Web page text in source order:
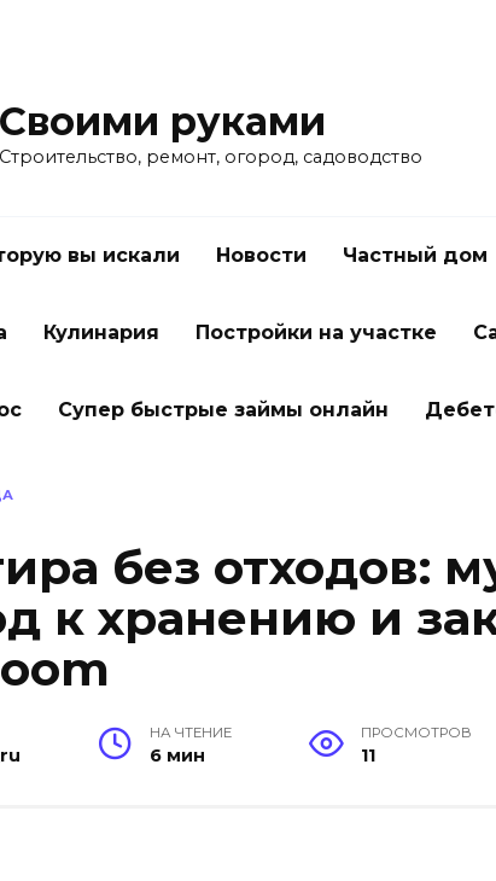
Своими руками
Строительство, ремонт, огород, садоводство
вы искали Новости Частный дом
Кулинария Постройки на участке
Супер быстрые займы онлайн
без отходов:
к хранению и
НА ЧТЕНИЕ
6 мин
ПРОСМОТРОВ
11